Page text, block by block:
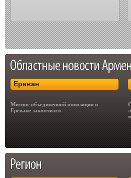
Ереван
Митинг объединенной оппозиции в
Ереване закончился